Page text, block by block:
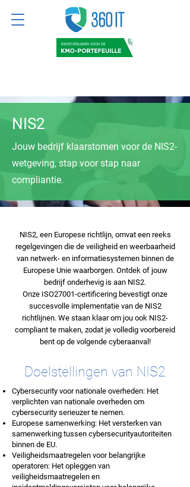
NIS2
Jouw bedrijf klaarstomen voor de NIS2-
wetgeving, stap voor stap naar
compliantie.
NIS2, een Europese richtlijn, omvat een reeks
regelgevingen die de veiligheid en weerbaarheid
van netwerk- en informatiesystemen binnen de
Europese Unie waarborgen. Ontdek of jouw
bedrijf onderhevig is aan NIS2.
Onze ISO27001-certificering bevestigt onze
succesvolle implementatie van de NIS2
richtlijnen. We staan klaar om jou ook NIS2-
compliant te maken, zodat je volledig voorbereid
bent op de volgende cyberaanval!
Doelstellingen van NIS2
Cybersecurity voor nationale overheden: Het
verplichten van nationale overheden om
cybersecurity serieuzer te nemen.
Europese samenwerking: Het versterken van
samenwerking tussen cybersecurityautoriteiten
binnen de EU.
Veiligheidsmaatregelen voor belangrijke
operatoren: Het opleggen van
veiligheidsmaatregelen en